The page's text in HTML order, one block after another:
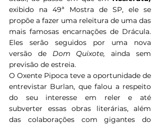
exibido na 49ª Mostra de SP, ele se
propõe a fazer uma releitura de uma das
mais famosas encarnações de Drácula.
Eles serão seguidos por uma nova
versão de Dom Quixote, ainda sem
previsão de estreia.
O Oxente Pipoca teve a oportunidade de
entrevistar Burlan, que falou a respeito
do seu interesse em reler e até
subverter essas obras literárias, além
das colaborações com gigantes do